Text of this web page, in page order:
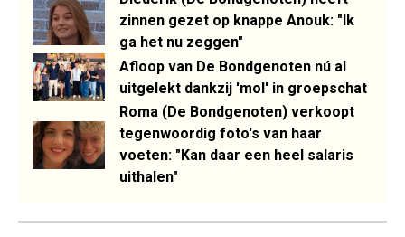
zinnen gezet op knappe Anouk: "Ik
ga het nu zeggen"
Afloop van De Bondgenoten nú al
uitgelekt dankzij 'mol' in groepschat
Roma (De Bondgenoten) verkoopt
tegenwoordig foto's van haar
voeten: "Kan daar een heel salaris
uithalen"